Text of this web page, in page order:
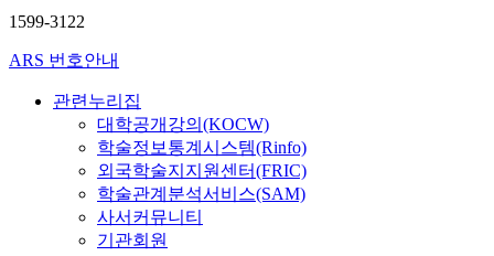
1599-3122
ARS 번호안내
관련누리집
대학공개강의(KOCW)
학술정보통계시스템(Rinfo)
외국학술지지원센터(FRIC)
학술관계분석서비스(SAM)
사서커뮤니티
기관회원